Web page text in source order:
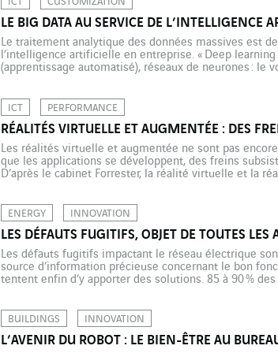
LE BIG DATA AU SERVICE DE L’INTELLIGENCE
Le traitement analytique des données massives est
l’intelligence artificielle en entreprise. « Deep
(apprentissage automatisé), réseaux de neurones : le
ICT PERFORMANCE
RÉALITÉS VIRTUELLE ET AUGMENTÉE : DES
Les réalités virtuelle et augmentée ne sont pas
que les applications se développent, des freins
D’après le cabinet Forrester, la réalité virtuelle et la
ENERGY INNOVATION
LES DÉFAUTS FUGITIFS, OBJET DE TOUTES LES
Les défauts fugitifs impactant le réseau électrique
source d’information précieuse concernant le bon
tentent enfin d’y apporter des solutions. 85 à 90 %
BUILDINGS INNOVATION
L’AVENIR DU ROBOT : LE BIEN-ÊTRE AU